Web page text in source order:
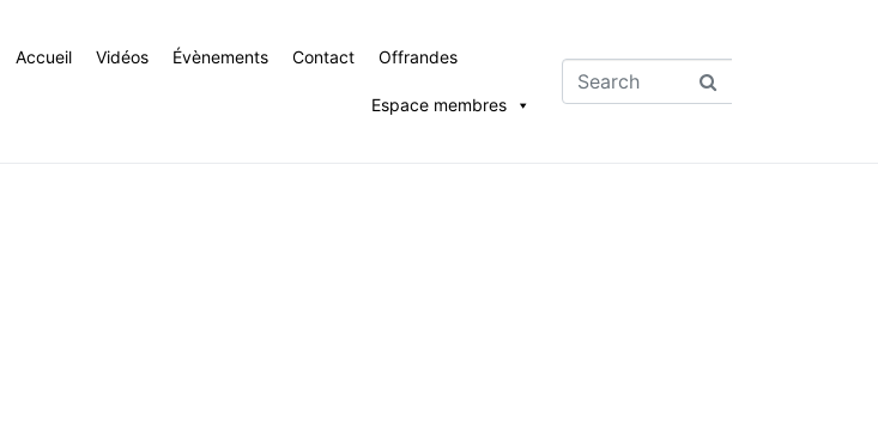
Accueil Vidéos Évènements Contact Offrandes
Espace membres